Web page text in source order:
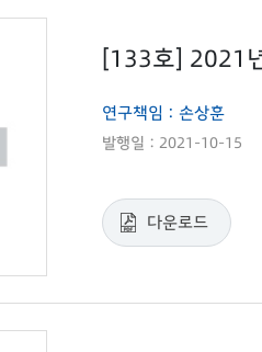
[133호] 2021
연구책임 : 손상훈
발행일 : 2021-10-15
다운로드